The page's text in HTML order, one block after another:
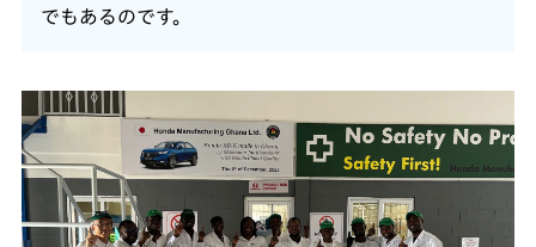
でもあるのです。